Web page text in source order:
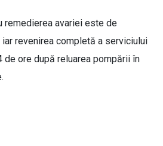
remedierea avariei este de
revenirea completă a serviciului
ore după reluarea pompării în